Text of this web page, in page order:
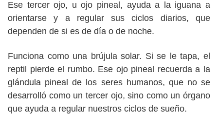
Ese tercer ojo, u ojo pineal, ayuda a la iguana a
orientarse y a regular sus ciclos diarios, que
dependen de si es de día o de noche.
Funciona como una brújula solar. Si se le tapa, el
reptil pierde el rumbo. Ese ojo pineal recuerda a la
glándula pineal de los seres humanos, que no se
desarrolló como un tercer ojo, sino como un órgano
que ayuda a regular nuestros ciclos de sueño.